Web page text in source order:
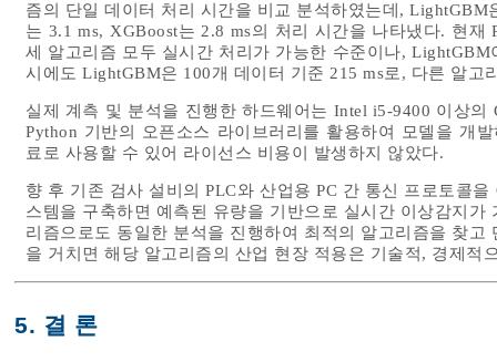
즘의 단일 데이터 처리 시간을 비교 분석하였는데,
는 3.1 ms, XGBoost는 2.8 ms의 처리 시간을 나타냈다. 현
세 알고리즘 모두 실시간 처리가 가능한 수준이나,
시에도 LightGBM은 100개 데이터 기준 215 ms로, 다른 알고
실제 계측 및 분석을 진행한 하드웨어는 Intel i5-9400 이상의
Python 기반의 오픈소스 라이브러리를 활용하여 모델을 개
료로 사용할 수 있어 라이선스 비용이 발생하지 않았다.
향 후 기존 검사 설비의 PLC와 산업용 PC 간 통신 프로토콜
스템을 구축하면 예측된 유량을 기반으로 실시간 이상감지
리즘으로도 동일한 분석을 진행하여 최적의 알고리즘을 찾
을 거치면 해당 알고리즘의 산업 현장 적용은 기술적, 경제적
5. 결 론